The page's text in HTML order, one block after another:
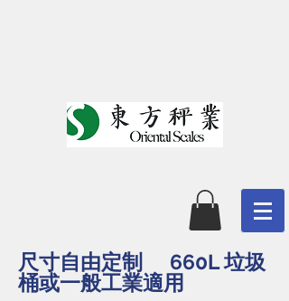
​尺寸自由定制 660L 垃圾
桶或一般工業適用